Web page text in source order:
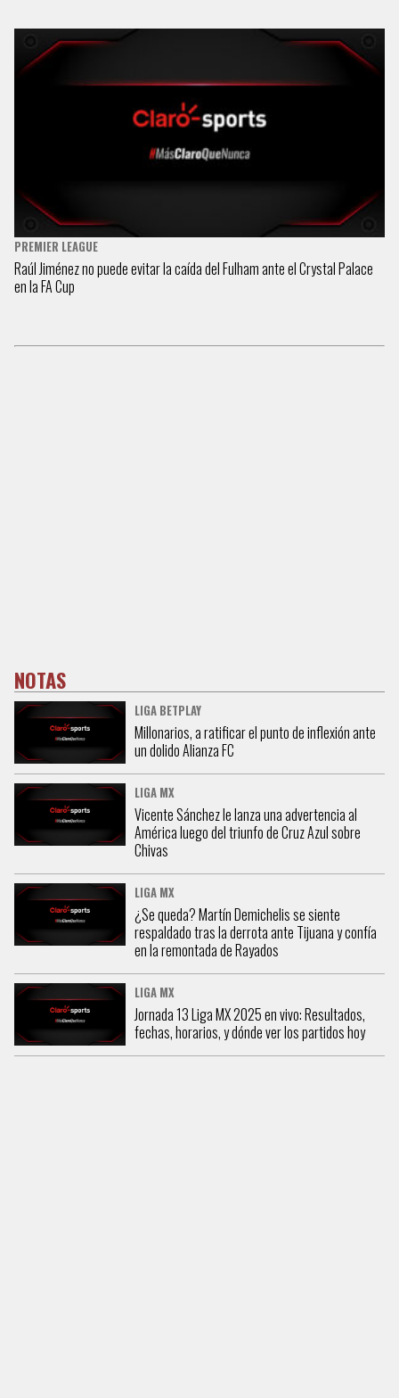
PREMIER LEAGUE
Raúl Jiménez no puede evitar la caída del Fulham ante el Crystal Palace
en la FA Cup
NOTAS
LIGA BETPLAY
Millonarios, a ratificar el punto de inflexión ante
un dolido Alianza FC
LIGA MX
Vicente Sánchez le lanza una advertencia al
América luego del triunfo de Cruz Azul sobre
Chivas
LIGA MX
¿Se queda? Martín Demichelis se siente
respaldado tras la derrota ante Tijuana y confía
en la remontada de Rayados
LIGA MX
Jornada 13 Liga MX 2025 en vivo: Resultados,
fechas, horarios, y dónde ver los partidos hoy